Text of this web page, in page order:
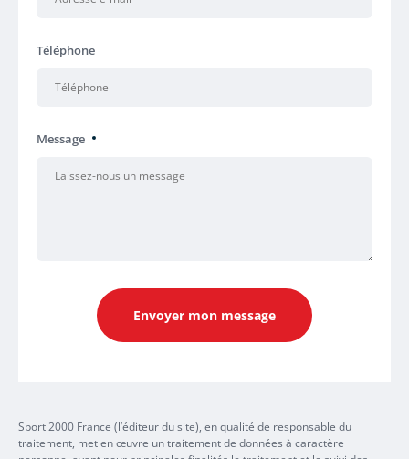
Téléphone
Message
Envoyer mon message
Sport 2000 France (l’éditeur du site), en qualité de responsable du
traitement, met en œuvre un traitement de données à caractère